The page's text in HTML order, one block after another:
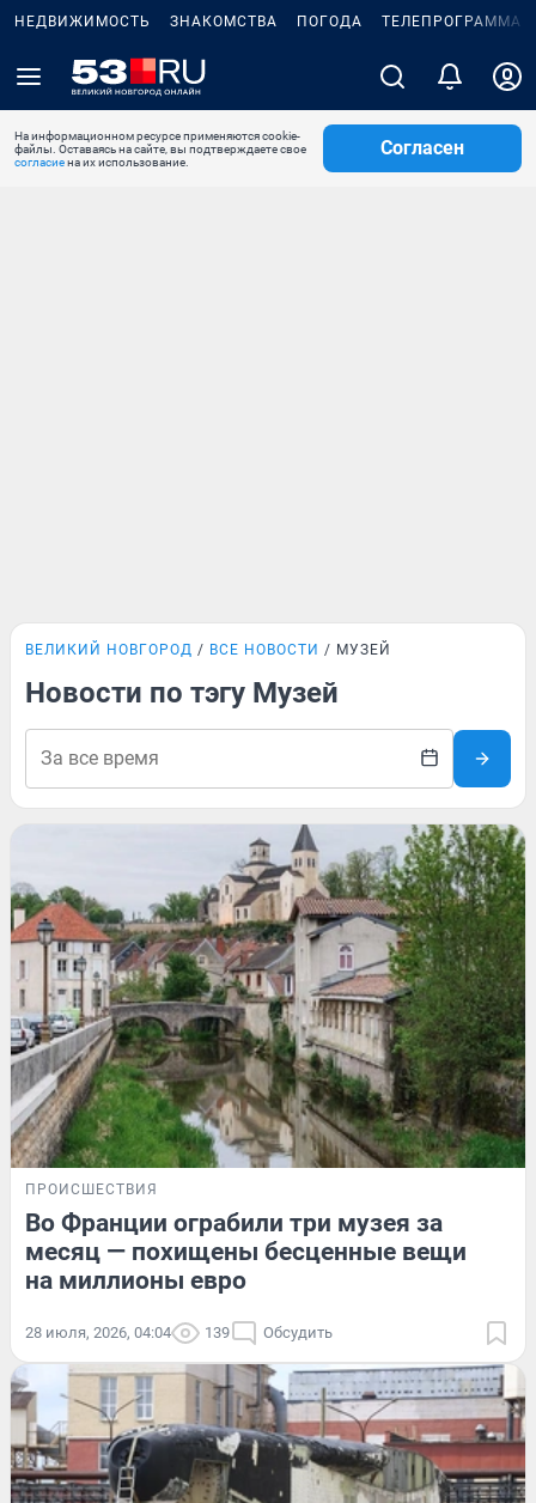
НЕДВИЖИМОСТЬ ЗНАКОМСТВА ПОГОДА ТЕЛЕПРОГРАММА
На информационном ресурсе применяются cookie-
файлы. Оставаясь на сайте, вы подтверждаете свое
согласиена их использование.
Согласен
ВЕЛИКИЙ НОВГОРОД ВСЕ НОВОСТИ МУЗЕЙ
Новости по тэгу Музей
ПРОИСШЕСТВИЯ
Во Франции ограбили три музея за
месяц — похищены бесценные вещи
на миллионы евро
28 июля, 2026, 04:04 139 Обсудить